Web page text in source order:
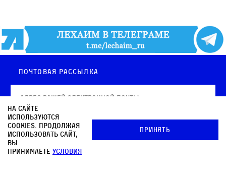
Почтовая рассылка
Архив
На сайте
используются
cookies. Продолжая
использовать сайт,
вы
принимаете условия
Принять